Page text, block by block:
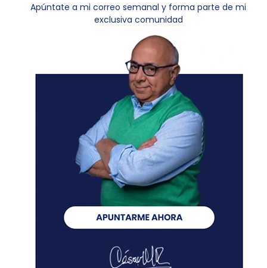
Apúntate a mi correo semanal y forma parte de mi
exclusiva comunidad